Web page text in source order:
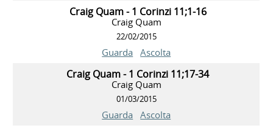
Craig Quam - 1 Corinzi 11;1-16
Craig Quam
22/02/2015
Guarda Ascolta
Craig Quam - 1 Corinzi 11;17-34
Craig Quam
01/03/2015
Guarda Ascolta